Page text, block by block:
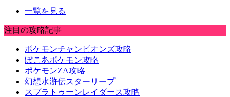
一覧を見る
注目の攻略記事
ポケモンチャンピオンズ攻略
ぽこあポケモン攻略
ポケモンZA攻略
幻想水滸伝スターリープ
スプラトゥーンレイダース攻略